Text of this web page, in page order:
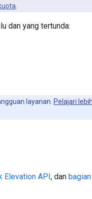
dan yang tertunda:
layanan. Pelajari
Elevation API, dan